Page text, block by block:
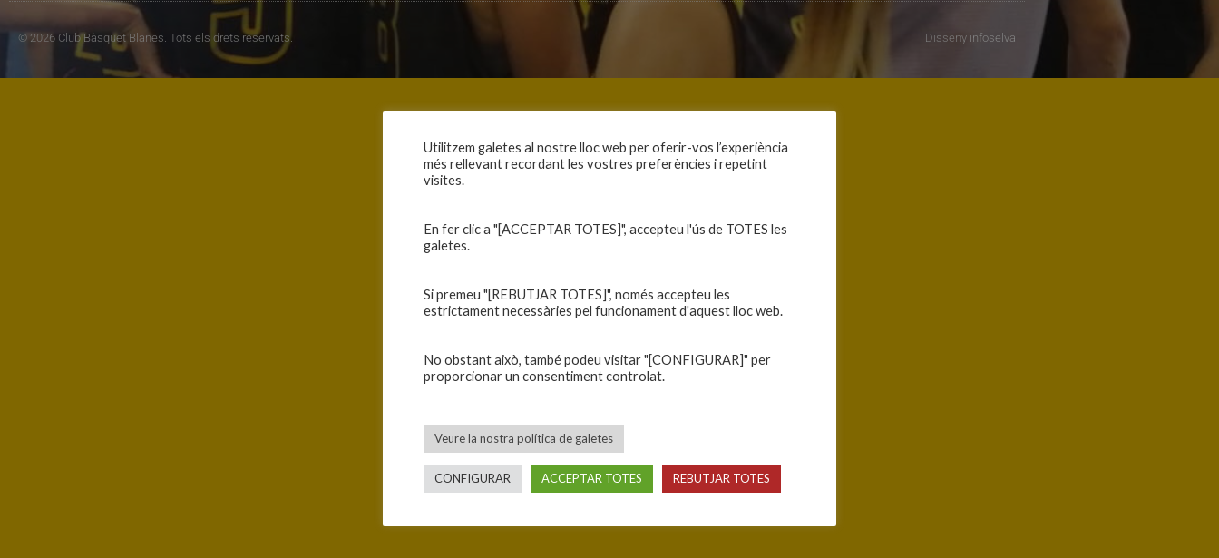
© 2026 Club Bàsquet Blanes. Tots els drets reservats. Disseny infoselva
Utilitzem galetes al nostre lloc web per oferir-vos l’experiència
més rellevant recordant les vostres preferències i repetint
visites.
En fer clic a "[ACCEPTAR TOTES]", accepteu l'ús de TOTES les
galetes.
Si premeu "[REBUTJAR TOTES]", només accepteu les
estrictament necessàries pel funcionament d'aquest lloc web.
No obstant això, també podeu visitar "[CONFIGURAR]" per
proporcionar un consentiment controlat.
Veure la nostra política de galetes
CONFIGURAR ACCEPTAR TOTES REBUTJAR TOTES